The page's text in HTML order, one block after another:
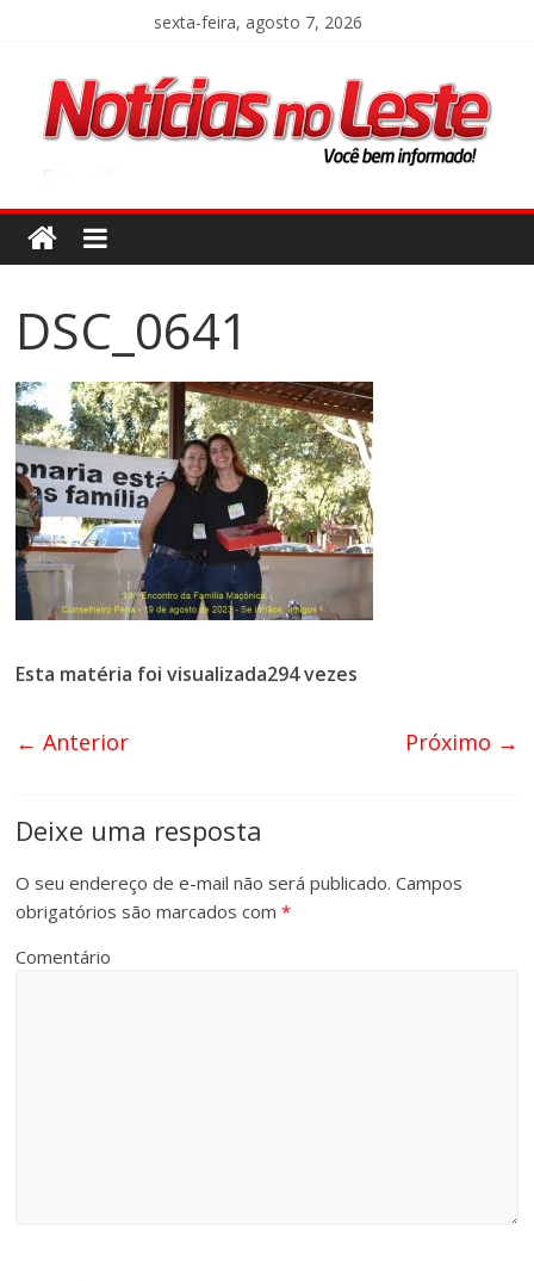
sexta-feira, agosto 7, 2026
DSC_0641
Esta matéria foi visualizada294 vezes
← Anterior Próximo →
Deixe uma resposta
O seu endereço de e-mail não será publicado. Campos
obrigatórios são marcados com*
Comentário